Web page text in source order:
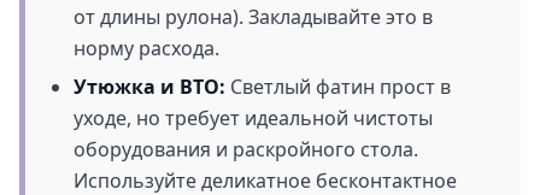
от длины рулона). Закладывайте это в
норму расхода.
Утюжка и ВТО: Светлый фатин прост в
уходе, но требует идеальной чистоты
оборудования и раскройного стола.
Используйте деликатное бесконтактное